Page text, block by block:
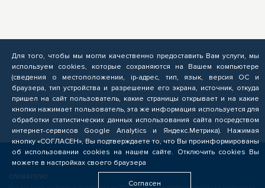
СЛУШАТЕЛЮ
Для того, чтобы мы могли качественно предоставить Вам услуги, мы
используем cookies, которые сохраняются на Вашем компьютере
(сведения о местоположении, ip-адрес, тип, язык, версия ОС и
браузера, тип устройства и разрешение его экрана, источник, откуда
пришел на сайт пользователь, какие страницы открывает и на какие
кнопки нажимает пользователь, эта же информация используется для
обработки статистических данных использования сайта посредством
интернет-сервисов Google Analytics и Яндекс.Метрика). Нажимая
кнопку «СОГЛАСЕН», Вы подтверждаете то, что Вы проинформированы
об использовании cookies на нашем сайте. Отключить cookies Вы
можете в настройках своего браузера
Согласен